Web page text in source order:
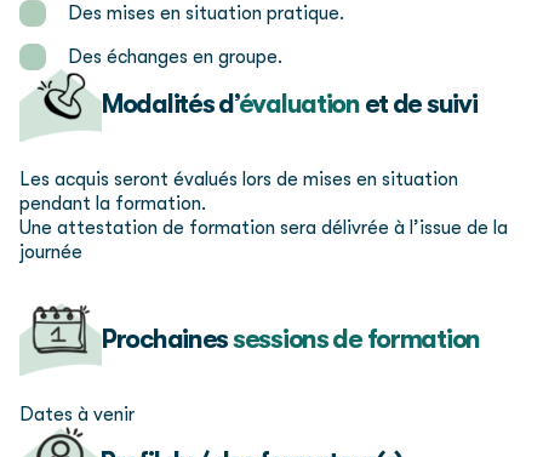
Des mises en situation pratique.
Des échanges en groupe.
Modalités d’évaluationet de suivi
Les acquis seront évalués lors de mises en situation
pendant la formation.
Une attestation de formation sera délivrée à l’issue de la
journée
Prochainessessions de formation
Dates à venir